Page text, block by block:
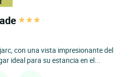
con una vista impresionante del
ideal para su estancia en el...